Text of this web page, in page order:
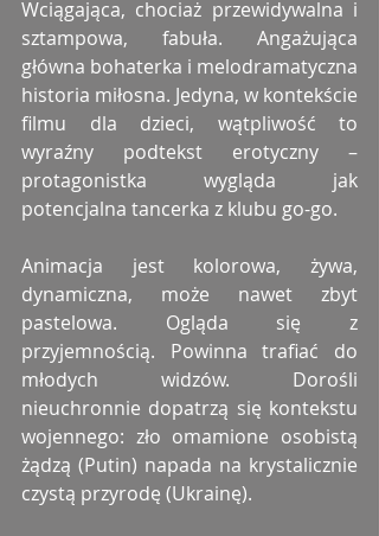
Wciągająca, chociaż przewidywalna i
sztampowa, fabuła. Angażująca
główna bohaterka i melodramatyczna
historia miłosna. Jedyna, w kontekście
filmu dla dzieci, wątpliwość to
wyraźny podtekst erotyczny –
protagonistka wygląda jak
potencjalna tancerka z klubu go-go.
Animacja jest kolorowa, żywa,
dynamiczna, może nawet zbyt
pastelowa. Ogląda się z
przyjemnością. Powinna trafiać do
młodych widzów. Dorośli
nieuchronnie dopatrzą się kontekstu
wojennego: zło omamione osobistą
żądzą (Putin) napada na krystalicznie
czystą przyrodę (Ukrainę).